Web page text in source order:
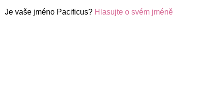
Je vaše jméno Pacificus? Hlasujte o svém jméně